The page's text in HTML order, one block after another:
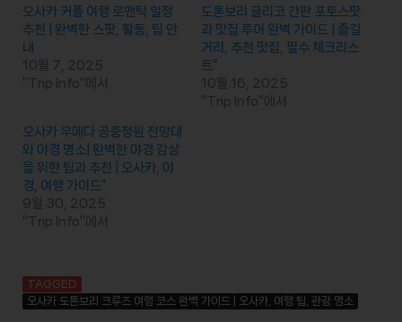
오사카 커플 여행 로맨틱 일정
추천 | 완벽한 스팟, 활동, 팁 안
내
도톤보리 글리코 간판 포토스팟
과 맛집 투어 완벽 가이드 | 즐길
거리, 추천 맛집, 필수 체크리스
트”
오사카 우메다 공중정원 전망대
와 야경 명소| 완벽한 야경 감상
을 위한 팁과 추천 | 오사카, 야
경, 여행 가이드”
TAGGED
오사카 도톤보리 크루즈 여행 코스 완벽 가이드 | 오사카, 여행 팁, 관광 명소